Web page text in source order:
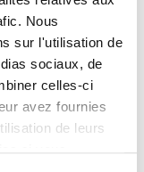
Nous
sur l'utilisation de
sociaux, de
celles-ci
avez fournies
de leurs